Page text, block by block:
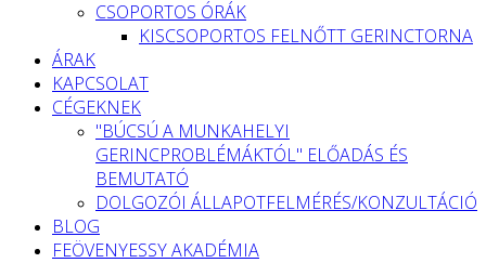
CSOPORTOS ÓRÁK
KISCSOPORTOS FELNŐTT GERINCTORNA
ÁRAK
KAPCSOLAT
CÉGEKNEK
"BÚCSÚ A MUNKAHELYI
GERINCPROBLÉMÁKTÓL" ELŐADÁS ÉS
BEMUTATÓ
DOLGOZÓI ÁLLAPOTFELMÉRÉS/KONZULTÁCIÓ
BLOG
FEÖVENYESSY AKADÉMIA